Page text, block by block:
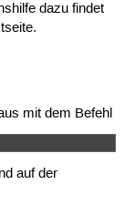
dazu findet
mit dem Befehl
auf der